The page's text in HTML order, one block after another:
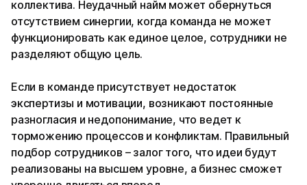
коллектива. Неудачный найм может обернуться
отсутствием синергии, когда команда не может
функционировать как единое целое, сотрудники не
разделяют общую цель.
Если в команде присутствует недостаток
экспертизы и мотивации, возникают постоянные
разногласия и недопонимание, что ведет к
торможению процессов и конфликтам. Правильный
подбор сотрудников – залог того, что идеи будут
реализованы на высшем уровне, а бизнес сможет